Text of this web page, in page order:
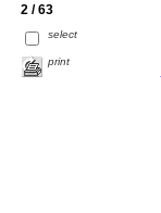
2 / 63
select
print